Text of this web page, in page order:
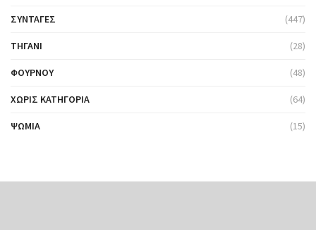
ΣΥΝΤΑΓΈΣ (447)
ΤΗΓΆΝΙ (28)
ΦΟΎΡΝΟΥ (48)
ΧΩΡΊΣ ΚΑΤΗΓΟΡΊΑ (64)
ΨΩΜΙΆ (15)